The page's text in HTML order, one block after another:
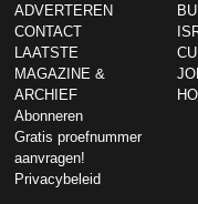
ADVERTEREN
CONTACT
LAATSTE
MAGAZINE &
ARCHIEF
Abonneren
Gratis proefnummer
aanvragen!
Privacybeleid